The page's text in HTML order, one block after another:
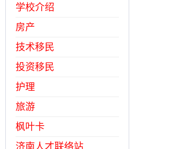
学校介绍
房产
技术移民
投资移民
护理
旅游
枫叶卡
济南人才联络站